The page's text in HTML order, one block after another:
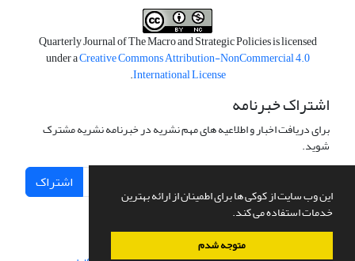
این وب سایت از کوکی ها برای اطمینان از ارائه بهترین
خدمات استفاده می کند.
متوجه شدم
Quarterly Journal of The Macro and Strategic Policies is licensed
under aCreative Commons Attribution-NonCommercial 4.0
International License
.
اشتراک خبرنامه
برای دریافت اخبار و اطلاعیه های مهم نشریه در خبرنامه نشریه مشترک
شوید.
اشتراک